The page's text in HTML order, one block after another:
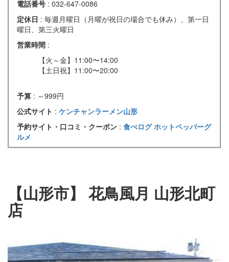
電話番号 : 032-647-0086
定休日 : 毎週月曜日（月曜が祝日の場合でも休み）、第一日
曜日、第三火曜日
営業時間 :
【火～金】11:00〜14:00
【土日祝】11:00〜20:00
予算 : ～999円
公式サイト : ケンチャンラーメン山形
予約サイト・口コミ・クーポン : 食べログホットペッパーグ
ルメ
【山形市】 花鳥風月 山形北町
店